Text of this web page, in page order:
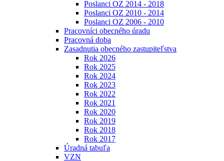
Poslanci OZ 2014 - 2018
Poslanci OZ 2010 - 2014
Poslanci OZ 2006 - 2010
Pracovníci obecného úradu
Pracovná doba
Zasadnutia obecného zastupiteľstva
Rok 2026
Rok 2025
Rok 2024
Rok 2023
Rok 2022
Rok 2021
Rok 2020
Rok 2019
Rok 2018
Rok 2017
Úradná tabuľa
VZN